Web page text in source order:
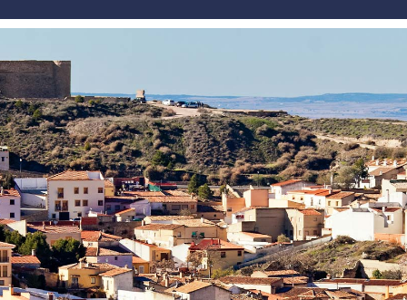
info@momorentacar.com